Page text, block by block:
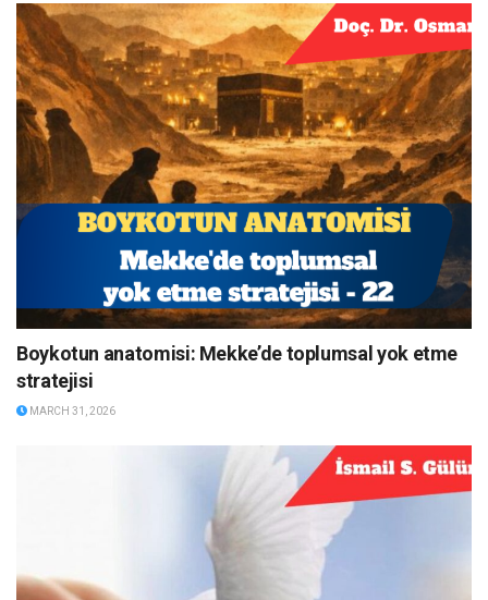
Boykotun anatomisi: Mekke’de toplumsal yok etme
stratejisi
MARCH 31, 2026